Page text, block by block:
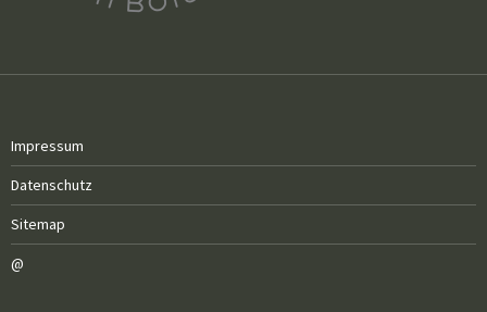
Impressum
Datenschutz
Sitemap
@